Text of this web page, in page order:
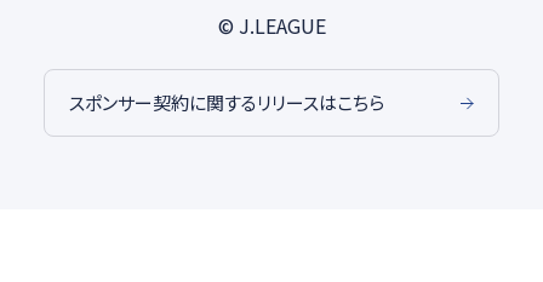
© J.LEAGUE
スポンサー契約に関するリリースはこちら